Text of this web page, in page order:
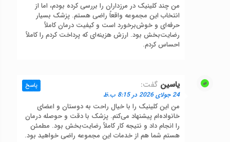
من چند کلینیک در مرزداران را بررسی کرده بودم، اما از
انتخاب این مجموعه واقعاً راضی هستم. پزشک بسیار
حرفه‌ای و خوش‌برخورد است و کیفیت درمان کاملاً
رضایت‌بخش بود. ارزش هزینه‌ای که پرداخت کردم را کاملاً
احساس کردم.
یاسین گفت:
24 جولای 2026 در 8:15 ب.ظ
من این کلینیک را با خیال راحت به دوستان و اعضای
خانواده‌ام پیشنهاد می‌کنم. پزشک با دقت و حوصله درمان
را انجام داد و نتیجه کار کاملاً رضایت‌بخش بود. مطمئن
هستم شما هم از خدمات این مجموعه راضی خواهید بود.
پاسخ